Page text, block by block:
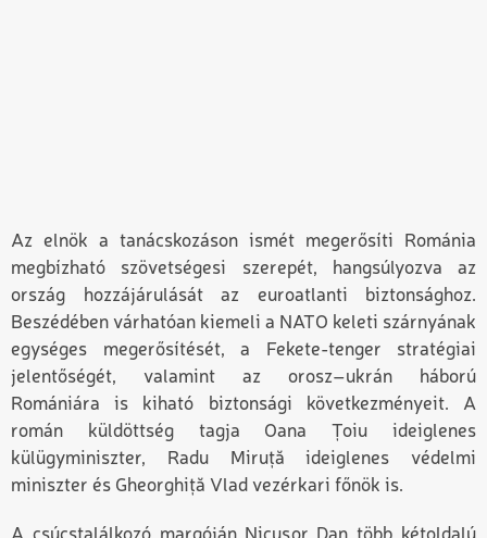
Az elnök a tanácskozáson ismét megerősíti Románia
megbízható szövetségesi szerepét, hangsúlyozva az
ország hozzájárulását az euroatlanti biztonsághoz.
Beszédében várhatóan kiemeli a NATO keleti szárnyának
egységes megerősítését, a Fekete-tenger stratégiai
jelentőségét, valamint az orosz–ukrán háború
Romániára is kiható biztonsági következményeit. A
román küldöttség tagja Oana Țoiu ideiglenes
külügyminiszter, Radu Miruță ideiglenes védelmi
miniszter és Gheorghiță Vlad vezérkari főnök is.